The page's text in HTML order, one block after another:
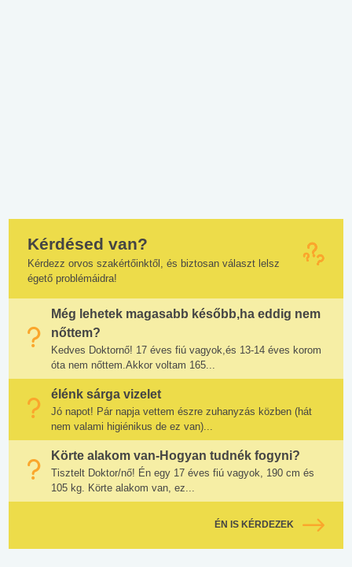
Kérdésed van?
Kérdezz orvos szakértőinktől, és biztosan választ lelsz
égető problémáidra!
Még lehetek magasabb később,ha eddig nem
nőttem?
Kedves Doktornő! 17 éves fiú vagyok,és 13-14 éves korom
óta nem nőttem.Akkor voltam 165...
élénk sárga vizelet
Jó napot! Pár napja vettem észre zuhanyzás közben (hát
nem valami higiénikus de ez van)...
Körte alakom van-Hogyan tudnék fogyni?
Tisztelt Doktor/nő! Én egy 17 éves fiú vagyok, 190 cm és
105 kg. Körte alakom van, ez...
ÉN IS KÉRDEZEK